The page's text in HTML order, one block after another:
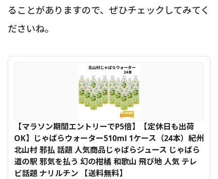
ることがありますので、ぜひチェックしてみてく
ださいね。
【マラソン期間エントリーでP5倍】【定休日も出荷
OK】じゃばらウォーター510ml 1ケース（24本）紀州
北山村 邪払 話題 人気商品じゃばらジュース じゃばら
道の駅 邪気を払う 幻の柑橘 和歌山 飛び地 人気 テレ
ビ話題 ナリルチン 【送料無料】